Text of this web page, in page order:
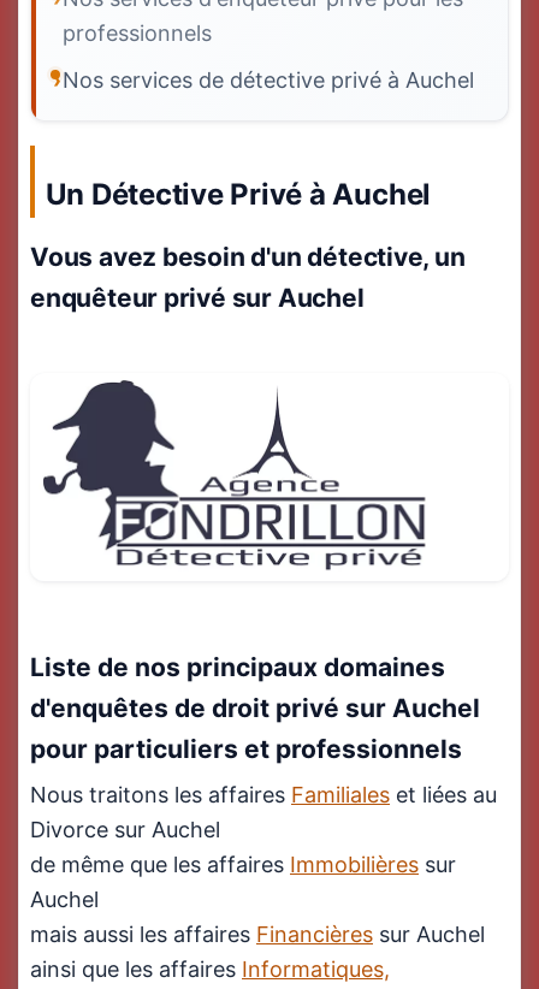
professionnels
Nos services de détective privé à Auchel
Un Détective Privé à Auchel
Vous avez besoin d'un détective, un
enquêteur privé sur Auchel
Liste de nos principaux domaines
d'enquêtes de droit privé sur Auchel
pour particuliers et professionnels
Nous traitons les affaires Familiales et liées au
Divorce sur Auchel
de même que les affaires Immobilières sur
Auchel
mais aussi les affaires Financières sur Auchel
ainsi que les affaires Informatiques,